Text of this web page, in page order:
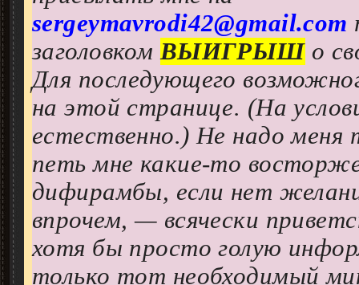
sergeymavrodi42@gmail.com
заголовком ВЫИГРЫШо
Для последующего
на этой странице. (На
естественно.) Не надо меня
петь мне какие-то
дифирамбы, если нет
впрочем, — всячески
хотя бы просто голую
только тот необходимый